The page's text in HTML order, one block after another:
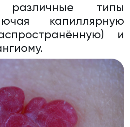
различные типы
капиллярную
и